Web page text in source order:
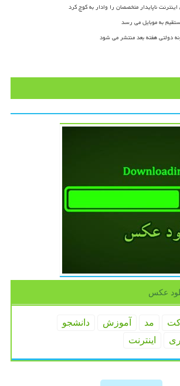
ناپایدار متخصصان را وادار به کوچ کرد
به موبایل می رسد
دولتی هفته بعد منتشر می شود
عكس
مد آموزش
دانشجو
اینترنت